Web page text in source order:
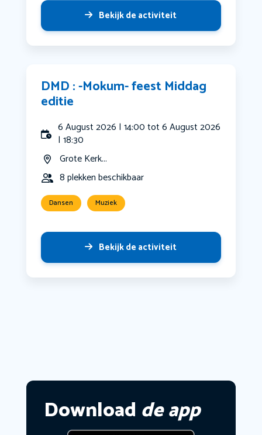
Bekijk de activiteit
DMD : -Mokum- feest Middag
editie
6 August 2026 | 14:00 tot 6 August 2026
| 18:30
Grote Kerk...
8 plekken beschikbaar
Dansen Muziek
Bekijk de activiteit
Download de app